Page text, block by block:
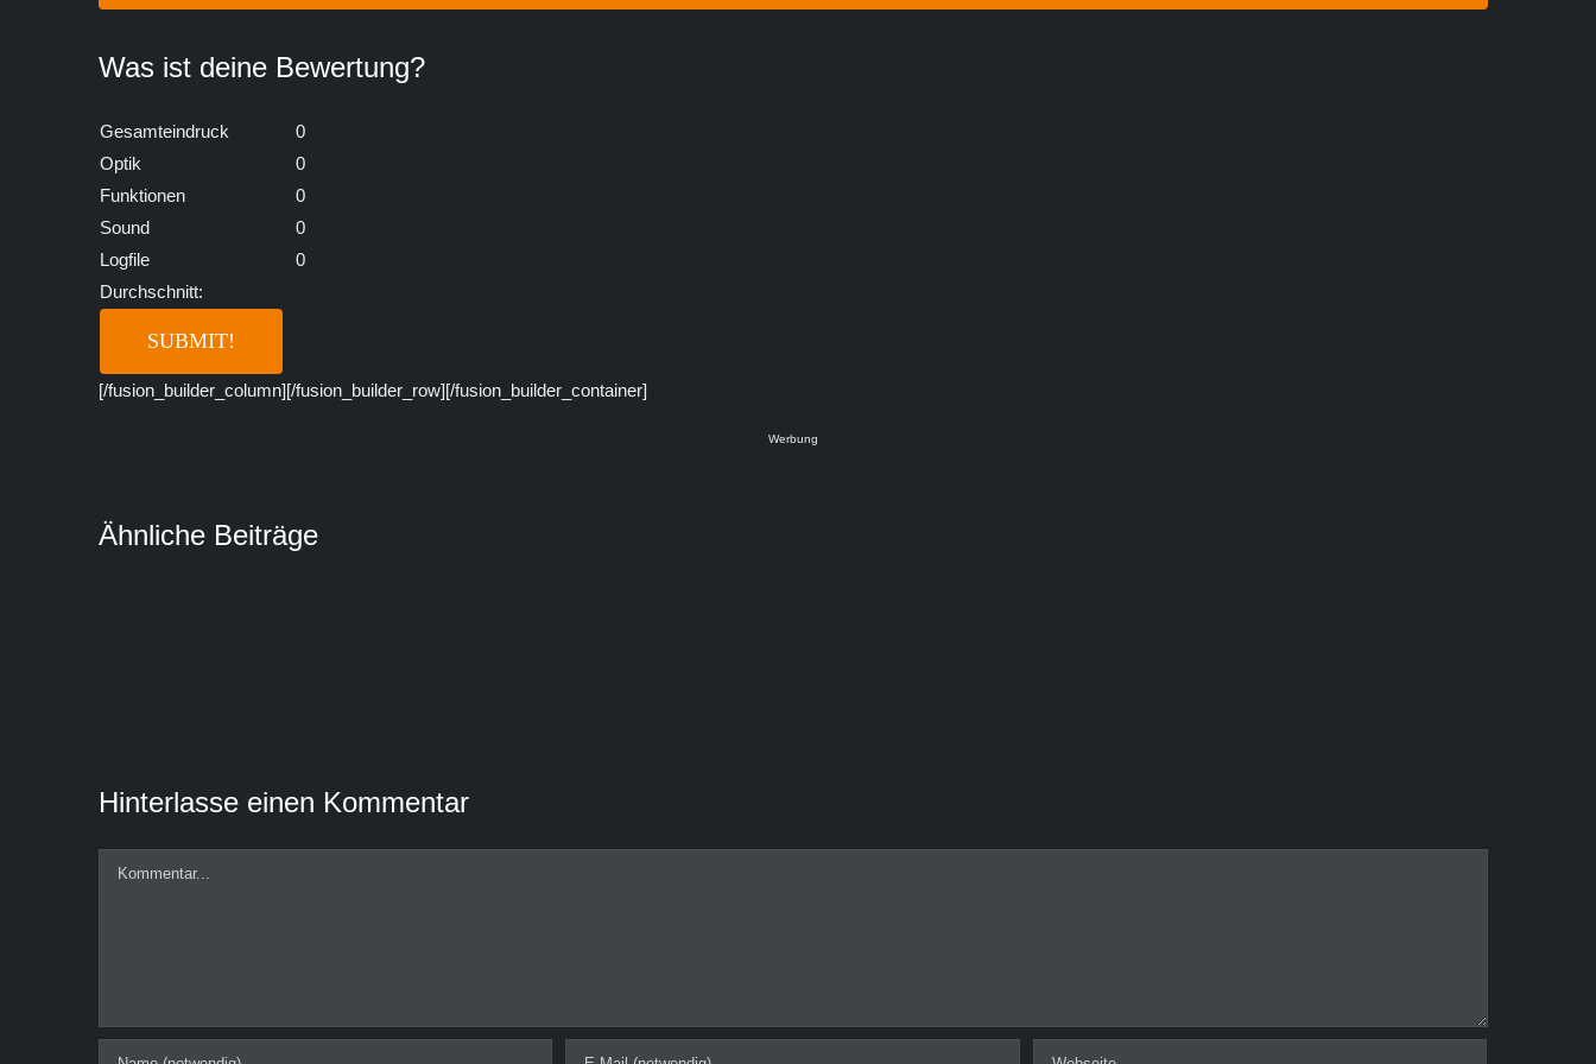
Was ist deine Bewertung?
Gesamteindruck
0
Optik
0
Funktionen
0
Sound
0
Logfile
0
Durchschnitt:
[/fusion_builder_column][/fusion_builder_row][/fusion_builder_container]
Werbung
Ähnliche Beiträge
Hinterlasse einen Kommentar
Kommentar